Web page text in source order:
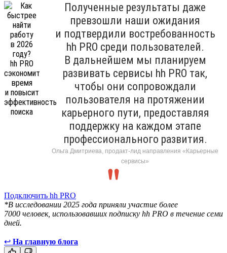
Полученные результаты даже
превзошли наши ожидания
и подтвердили востребованность
hh PRO среди пользователей.
В дальнейшем мы планируем
развивать сервисы hh PRO так,
чтобы они сопровождали
пользователя на протяжении
карьерного пути, предоставляя
поддержку на каждом этапе
профессионального развития.
Ольга Дмитриева, продакт-лид направления «Карьерные
сервисы»
Подключить hh PRO
*В исследовании 2025 года приняли участие более
7000 человек, использовавших подписку hh PRO в течение семи
дней.
↩ На главную блога